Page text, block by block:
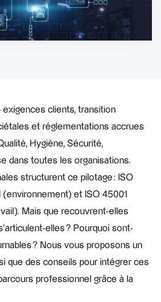
exigences clients, transition
et réglementations accrues
Hygiène, Sécurité,
dans toutes les organisations.
structurent ce pilotage : ISO
(environnement) et ISO 45001
Mais que recouvrent-elles
elles ? Pourquoi sont-
? Nous vous proposons un
que des conseils pour intégrer ces
professionnel grâce à la